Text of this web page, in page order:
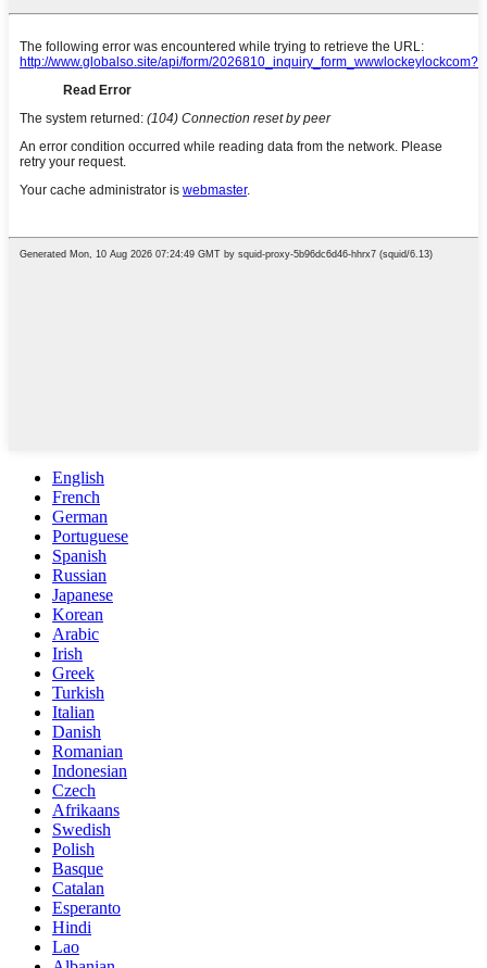
English
French
German
Portuguese
Spanish
Russian
Japanese
Korean
Arabic
Irish
Greek
Turkish
Italian
Danish
Romanian
Indonesian
Czech
Afrikaans
Swedish
Polish
Basque
Catalan
Esperanto
Hindi
Lao